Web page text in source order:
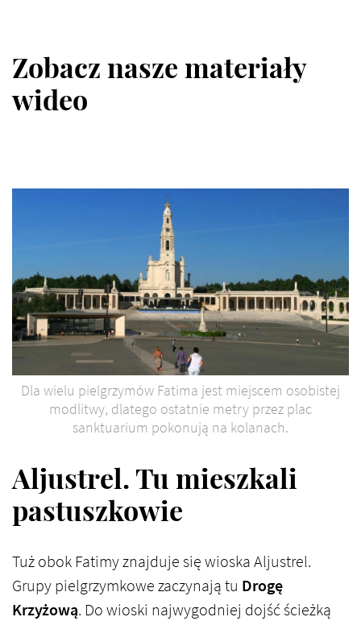
Zobacz nasze materiały
wideo
Dla wielu pielgrzymów Fatima jest miejscem osobistej
modlitwy, dlatego ostatnie metry przez plac
sanktuarium pokonują na kolanach.
Aljustrel. Tu mieszkali
pastuszkowie
Tuż obok Fatimy znajduje się wioska Aljustrel.
Grupy pielgrzymkowe zaczynają tu Drogę
Krzyżową. Do wioski najwygodniej dojść ścieżką